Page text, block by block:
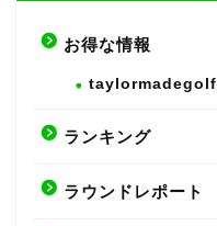
お得な情報
taylormadegolf
ランキング
ラウンドレポート